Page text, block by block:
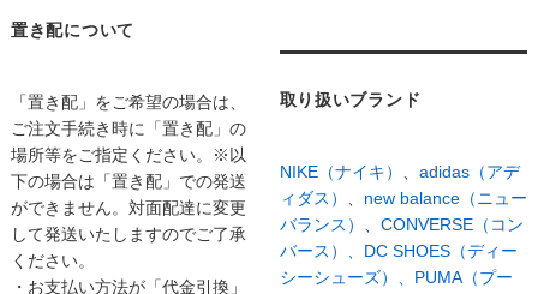
置き配について
「置き配」をご希望の場合は、
ご注文手続き時に「置き配」の
場所等をご指定ください。※以
下の場合は「置き配」での発送
ができません。対面配達に変更
して発送いたしますのでご了承
ください。
・お支払い方法が「代金引換」
取り扱いブランド
NIKE（ナイキ）
adidas（アデ
ィダス）
new balance（ニュー
バランス）
CONVERSE（コン
バース）、 DC SHOES（ディー
シーシューズ）、 PUMA（プー